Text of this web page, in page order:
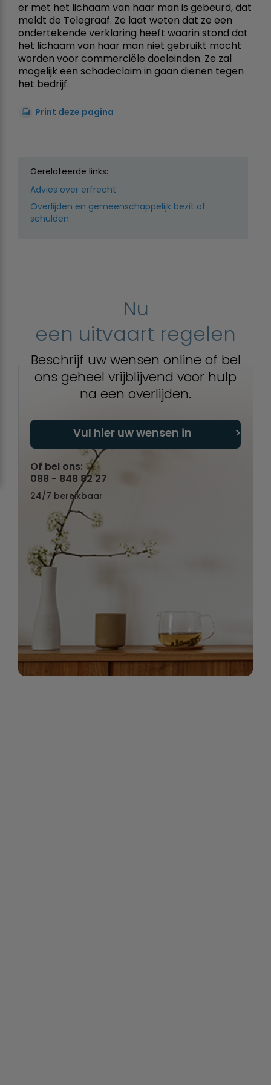
er met het lichaam van haar man is gebeurd, dat
meldt de Telegraaf. Ze laat weten dat ze een
ondertekende verklaring heeft waarin stond dat
het lichaam van haar man niet gebruikt mocht
worden voor commerciële doeleinden. Ze zal
mogelijk een schadeclaim in gaan dienen tegen
het bedrijf.
Print deze pagina
Gerelateerde links:
Advies over erfrecht
Overlijden en gemeenschappelijk bezit of
schulden
Nu
een uitvaart regelen
Beschrijf uw wensen online of bel
ons geheel vrijblijvend voor hulp
na een overlijden.
Vul hier uw wensen in
Of bel ons:
088 - 848 82 27
24/7 bereikbaar